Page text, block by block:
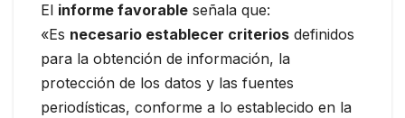
El informe favorable señala que:
«Es necesario establecer criterios definidos
para la obtención de información, la
protección de los datos y las fuentes
periodísticas, conforme a lo establecido en la